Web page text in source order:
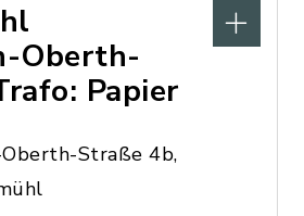
Oberth-
Papier
Straße 4b,